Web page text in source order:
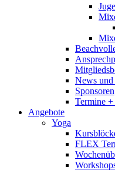
News
Sponsoren
Termine +
Angebote
Yoga
FLEX